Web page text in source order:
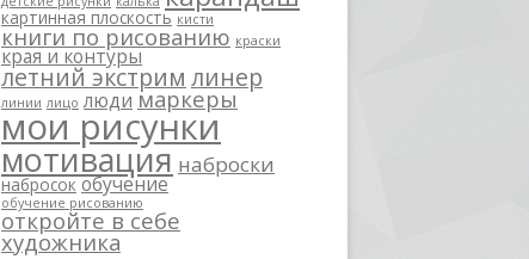
картинная плоскость кисти
книги по рисованию краски
края и контуры
летний экстрим линер
линии лицо люди маркеры
мои рисунки
мотивация наброски
набросок обучение
обучение рисованию
откройте в себе
художника